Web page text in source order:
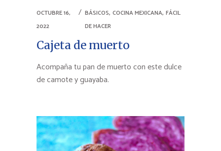
OCTUBRE 16,
2022
BÁSICOS, COCINA MEXICANA, FÁCIL
DE HACER
Cajeta de muerto
Acompaña tu pan de muerto con este dulce
de camote y guayaba.